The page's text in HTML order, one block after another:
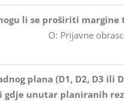
li se proširiti
O: Prijavne
plana (D1, D2, D3
i gdje unutar planiranih